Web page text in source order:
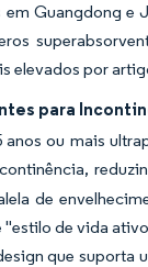
Guangdong
elevados por
para
ou mais
de
de vida
que suporta